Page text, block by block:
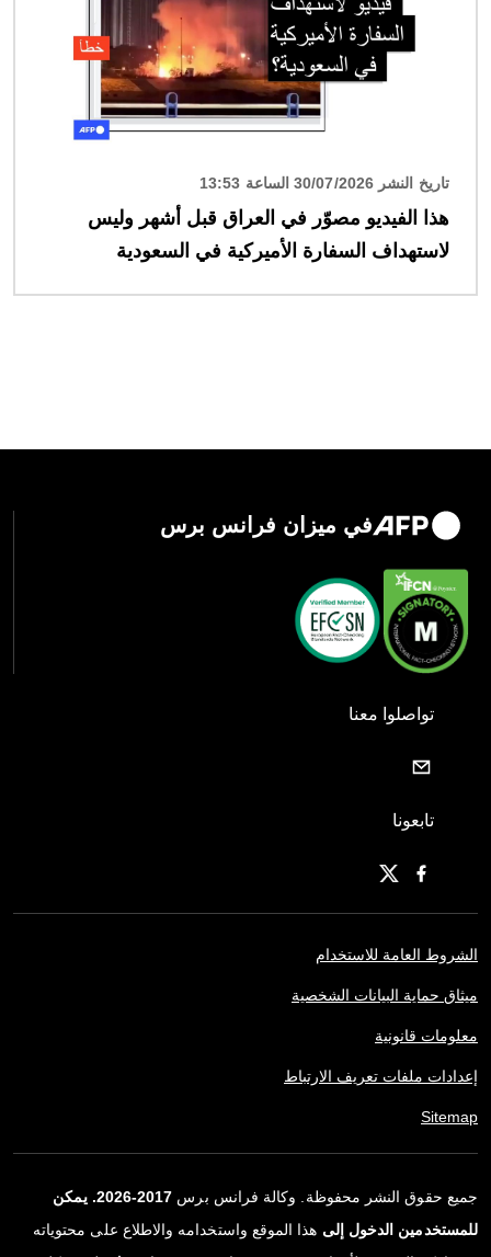
تاريخ النشر 30/07/2026 الساعة 13:53
هذا الفيديو مصوّر في العراق قبل أشهر وليس
لاستهداف السفارة الأميركية في السعودية
في ميزان فرانس برس
تواصلوا معنا
تابعونا
الشروط العامة للاستخدام
ميثاق حماية البيانات الشخصية
معلومات قانونية
إعدادات ملفات تعريف الارتباط
Sitemap
جميع حقوق النشر محفوظة. وكالة فرانس برس
2017-2026. يمكن
للمستخدمين الدخول إلى هذا الموقع واستخدامه والاطلاع على محتوياته